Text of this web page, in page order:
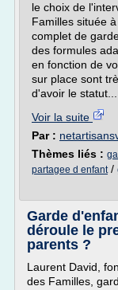
le choix de
Familles située
complet de
des formules
en fonction de
sur place sont
d'avoir le statut...
Voir la suite
Par :
Thèmes liés :
partagee d enfant/
Garde
déroule le
parents ?
Laurent David,
des Familles,